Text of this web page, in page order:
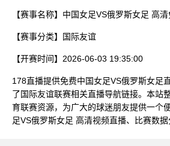
【赛事名称】 中国女足VS俄罗斯女足 高
【赛事分类】 国际友谊
【开赛时间】 2026-06-03 19:35:00
178直播提供免费中国女足VS俄罗斯女足
了国际友谊联赛相关直播导航链接。本站
育联赛资源，为广大的球迷朋友提供一个
足VS俄罗斯女足 高清视频直播、比赛数据